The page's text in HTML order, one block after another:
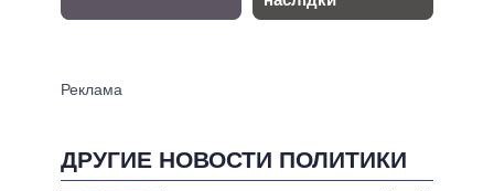
ДРУГИЕ НОВОСТИ ПОЛИТИКИ